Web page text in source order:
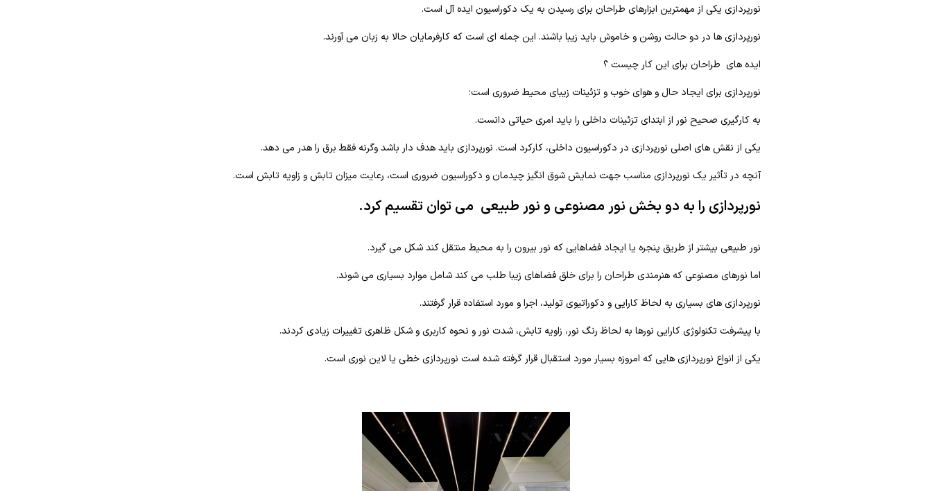
نورپردازی یکی از مهمترین ابزارهای طراحان برای رسیدن به یک دکوراسیون ایده آل است.
نورپردازی ها در دو حالت روشن و خاموش باید زیبا باشند. این جمله ای است که کارفرمایان حالا به زبان می آورند.
ایده های طراحان برای این کار چیست ؟
نورپردازی برای ایجاد حال و هوای خوب و تزئینات زیبای محیط ضروری است؛
به کارگیری صحیح نور از ابتدای تزئینات داخلی را باید امری حیاتی دانست.
یکی از نقش های اصلی نورپردازی در دکوراسیون داخلی، کارکرد است. نورپردازی باید هدف دار باشد وگرنه فقط برق را هدر می دهد.
آنچه در تأثیر یک نورپردازی مناسب جهت نمایش شوق انگیز چیدمان و دکوراسیون ضروری است، رعایت میزان تابش و زاویه تابش است.
نورپردازی را به دو بخش نور مصنوعی و نور طبیعی می توان تقسیم کرد.
نور طبیعی بیشتر از طریق پنجره یا ایجاد فضاهایی که نور بیرون را به محیط منتقل کند شکل می گیرد.
اما نورهای مصنوعی که هنرمندی طراحان را برای خلق فضاهای زیبا طلب می کند شامل موارد بسیاری می شوند.
نورپردازی های بسیاری به لحاظ کارایی و دکوراتیوی تولید، اجرا و مورد استفاده قرار گرفتند.
با پیشرفت تکنولوژی کارایی نورها به لحاظ رنگ نور، زاویه تابش، شدت نور و نحوه کاربری و شکل ظاهری تغییرات زیادی کردند.
یکی از انواع نورپردازی هایی که امروزه بسیار مورد استقبال قرار گرفته شده است نورپردازی خطی یا لاین نوری است.